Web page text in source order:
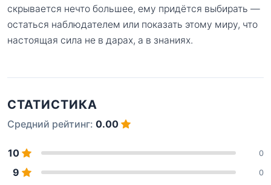
скрывается нечто большее, ему придётся выбирать —
остаться наблюдателем или показать этому миру, что
настоящая сила не в дарах, а в знаниях.
СТАТИСТИКА
Средний рейтинг: 0.00
10 0
9 0